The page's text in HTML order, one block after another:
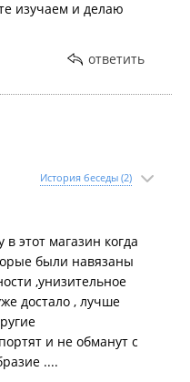
изучаем и делаю
ответить
История беседы (2)
этот магазин когда
были навязаны
,унизительное
достало , лучше
и не обманут с
....